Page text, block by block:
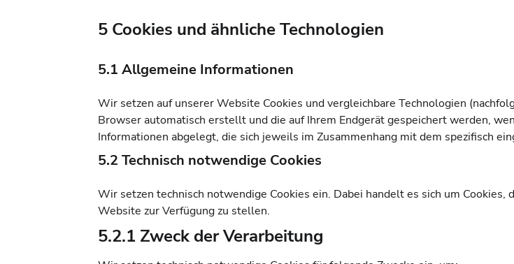
5 Cookies und ähnliche Technologien
5.1 Allgemeine Informationen
Wir setzen auf unserer Website Cookies und vergleichbare Technologien
Browser automatisch erstellt und die auf Ihrem Endgerät gespeichert werden,
Informationen abgelegt, die sich jeweils im Zusammenhang mit dem spezifisch
5.2 Technisch notwendige Cookies
Wir setzen technisch notwendige Cookies ein. Dabei handelt es sich um
Website zur Verfügung zu stellen.
5.2.1 Zweck der Verarbeitung